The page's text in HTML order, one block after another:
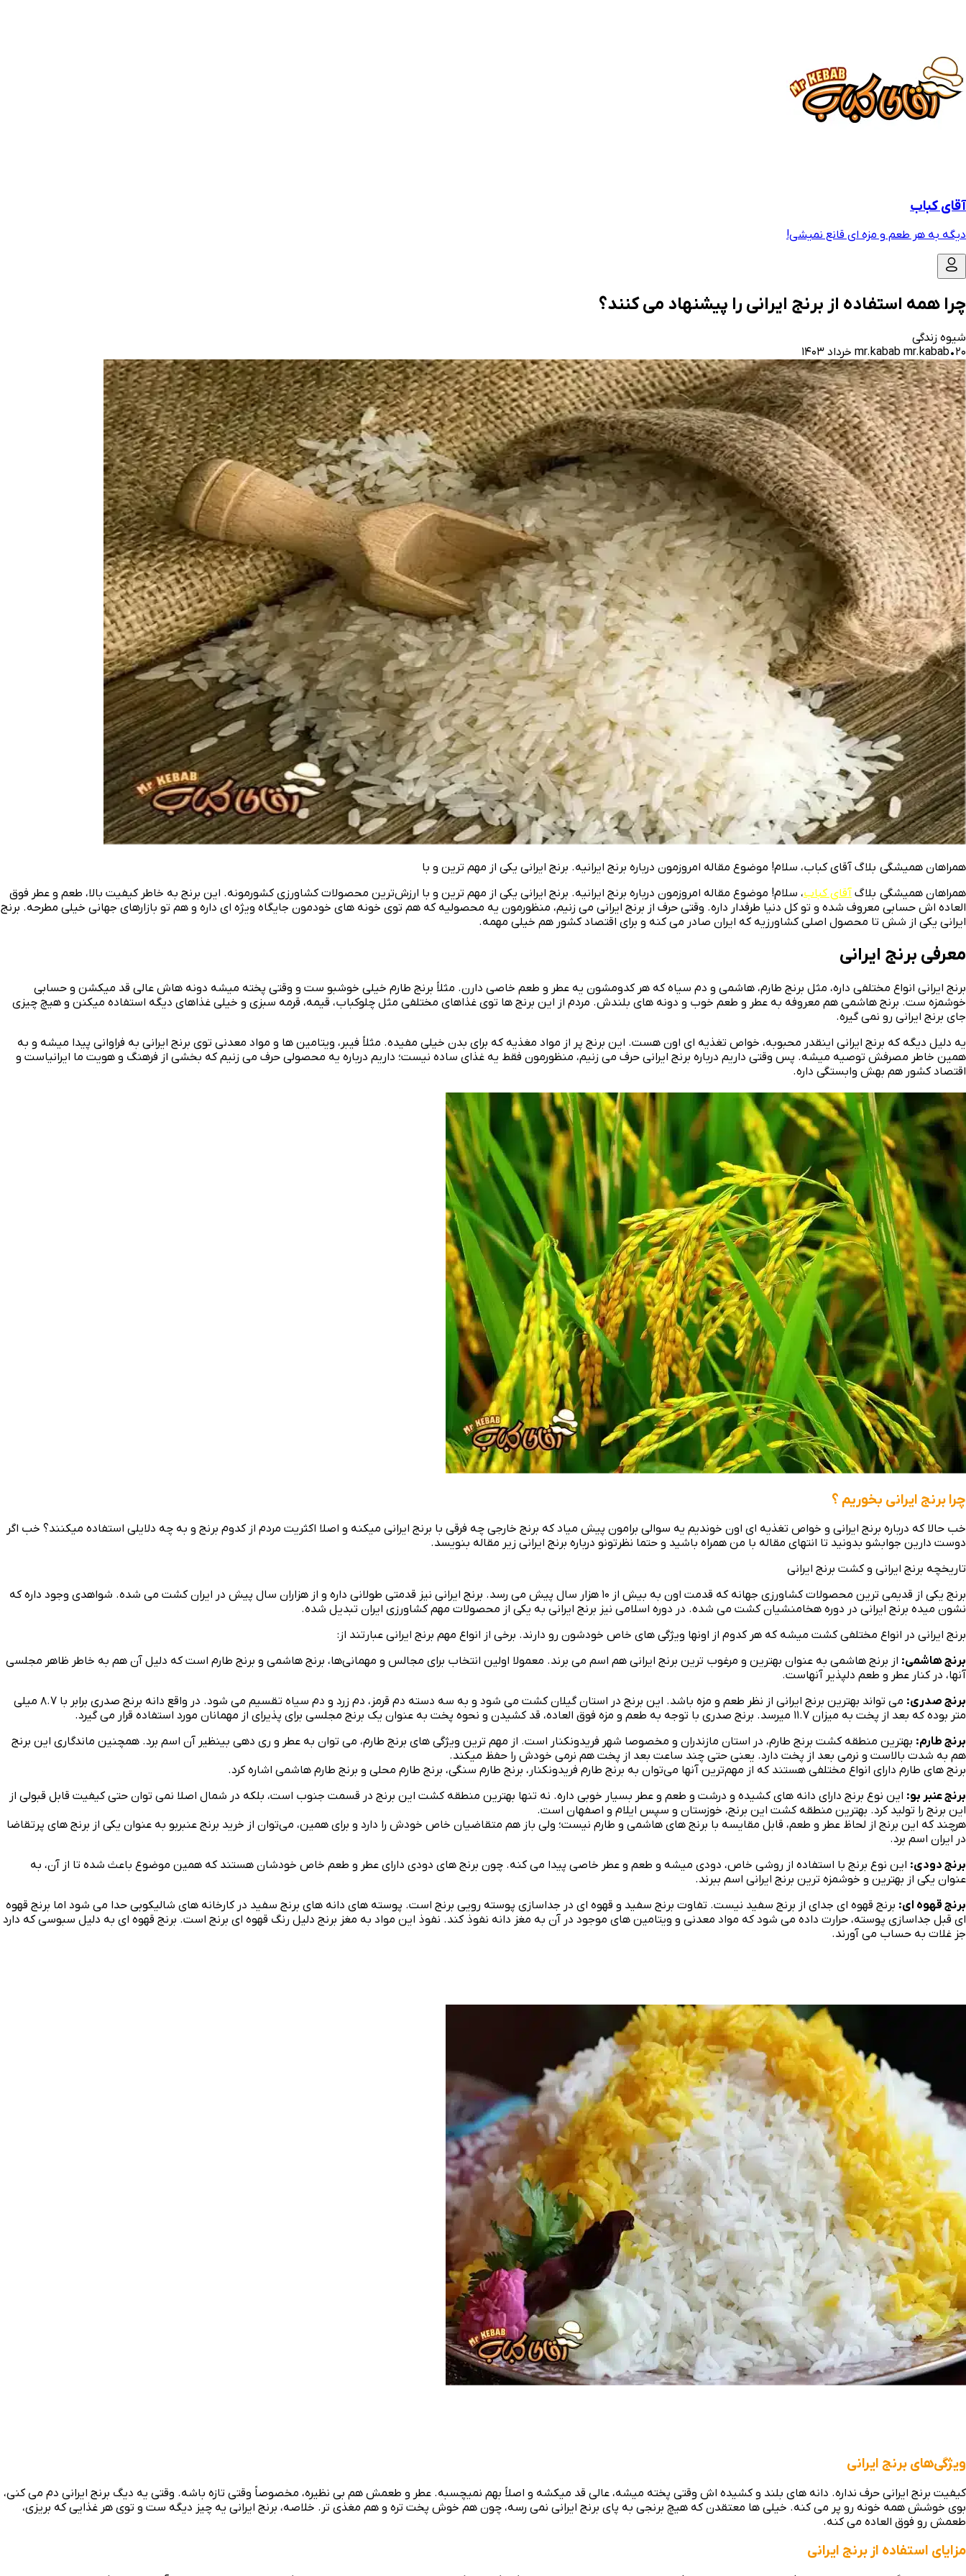
آقای کباب
دیگه به هر طعم و مزه ای قانع نمیشی!
چرا همه استفاده از برنج ایرانی را پیشنهاد می کنند؟
شیوه زندگی
mr.kabab mr.kabab•۲۰ خرداد ۱۴۰۳
همراهان همیشگی بلاگ آقای کباب، سلام! موضوع مقاله امروزمون درباره برنج ایرانیه. برنج ایرانی یکی از مهم‌ ترین و با
همراهان همیشگی بلاگ آقای کباب، سلام! موضوع مقاله امروزمون درباره برنج ایرانیه. برنج ایرانی یکی از مهم‌ ترین و با ارزش‌ترین محصولات کشاورزی کشورمونه. این برنج به خاطر کیفیت بالا، طعم و عطر فوق‌
العاده‌ اش حسابی معروف شده و تو کل دنیا طرفدار داره. وقتی حرف از برنج ایرانی می‌ زنیم، منظورمون یه محصولیه که هم توی خونه‌ های خودمون جایگاه ویژه‌ ای داره و هم تو بازارهای جهانی خیلی مطرحه. برنج
ایرانی یکی از شش تا محصول اصلی کشاورزیه که ایران صادر می‌ کنه و برای اقتصاد کشور هم خیلی مهمه.
معرفی برنج ایرانی
برنج ایرانی انواع مختلفی داره، مثل برنج طارم، هاشمی و دم سیاه که هر کدومشون یه عطر و طعم خاصی دارن. مثلاً برنج طارم خیلی خوشبو ست و وقتی پخته میشه دونه‌ هاش عالی قد میکشن و حسابی
خوشمزه‌ ست. برنج هاشمی هم معروفه به عطر و طعم خوب و دونه‌ های بلندش. مردم از این برنج‌ ها توی غذاهای مختلفی مثل چلوکباب، قیمه، قرمه سبزی و خیلی غذاهای دیگه استفاده میکنن و هیچ‌ چیزی
جای برنج ایرانی رو نمی‌ گیره.
یه دلیل دیگه که برنج ایرانی اینقدر محبوبه، خواص تغذیه‌ ای اون هست. این برنج پر از مواد مغذیه که برای بدن خیلی مفیده. مثلاً فیبر، ویتامین‌ ها و مواد معدنی توی برنج ایرانی به فراوانی پیدا میشه و به
همین خاطر مصرفش توصیه میشه. پس وقتی داریم درباره برنج ایرانی حرف می‌ زنیم، منظورمون فقط یه غذای ساده نیست؛ داریم درباره یه محصولی حرف می‌ زنیم که بخشی از فرهنگ و هویت ما ایرانیاست و
اقتصاد کشور هم بهش وابستگی داره.
چرا برنج ایرانی بخوریم ؟
خب حالا که درباره برنج ایرانی و خواص تغذیه ای اون خوندیم یه سوالی برامون پیش میاد که برنج خارجی چه فرقی با برنج ایرانی میکنه و اصلا اکثریت مردم از کدوم برنج و به چه دلایلی استفاده میکنند؟ خب اگر
دوست دارین جوابشو بدونید تا انتهای مقاله با من همراه باشید و حتما نظرتونو درباره برنج ایرانی زیر مقاله بنویسد.
تاریخچه برنج ایرانی و کشت برنج ایرانی
برنج یکی از قدیمی ترین محصولات کشاورزی جهانه که قدمت اون به بیش از ۱۰ هزار سال پیش می رسد. برنج ایرانی نیز قدمتی طولانی داره و از هزاران سال پیش در ایران کشت می شده. شواهدی وجود داره که
نشون میده برنج ایرانی در دوره هخامنشیان کشت می شده. در دوره اسلامی نیز برنج ایرانی به یکی از محصولات مهم کشاورزی ایران تبدیل شده.
برنج ایرانی در انواع مختلفی کشت میشه که هر کدوم از اونها ویژگی های خاص خودشون رو دارند. برخی از انواع مهم برنج ایرانی عبارتند از:
برنج هاشمی: از برنج هاشمی به عنوان بهترین و مرغوب ترین برنج ایرانی هم اسم می‌ برند. معمولا اولین انتخاب برای مجالس و مهمانی‌ها، برنج هاشمی و برنج طارم است که دلیل آن هم به خاطر ظاهر مجلسی
آنها، در کنار عطر و طعم دلپذیر آنهاست.
برنج صدری:
می تواند بهترین برنج ایرانی از نظر طعم و مزه باشد. این برنج در استان گیلان کشت می شود و به سه دسته دم قرمز، دم زرد و دم سیاه تقسیم می شود. در واقع دانه برنج صدری برابر با ۸.۷ میلی
متر بوده که بعد از پخت به میزان ۱۱.۷ میرسد. برنج صدری با توجه به طعم و مزه فوق العاده، قد کشیدن و نحوه پخت به عنوان یک برنج مجلسی برای پذیرای از مهمانان مورد استفاده قرار می گیرد.
برنج طارم: بهترین منطقه کشت برنج طارم، در استان مازندران و مخصوصا شهر فریدونکنار است. از مهم‌ ترین ویژگی‌ های برنج طارم، می‌ توان به عطر و ری دهی بینظیر آن اسم برد. همچنین ماندگاری این برنج
هم به شدت بالاست و نرمی بعد از پخت دارد. یعنی حتی چند ساعت بعد از پخت هم نرمی خودش را حفظ میکند.
برنج‌ های طارم دارای انواع مختلفی هستند که از مهم‌ترین آنها می‌توان به برنج طارم فریدونکنار، برنج طارم سنگی، برنج طارم محلی و برنج طارم هاشمی اشاره کرد.
برنج عنبر بو: این نوع برنج دارای دانه های کشیده و درشت و طعم و عطر بسیار خوبی داره. نه تنها بهترین منطقه کشت این برنج در قسمت جنوب است، بلکه در شمال اصلا نمی‌ توان حتی کیفیت قابل قبولی از
این برنج را تولید کرد. بهترین منطقه کشت این برنج، خوزستان و سپس ایلام و اصفهان است.
هرچند که این برنج از لحاظ عطر و طعم، قابل مقایسه با برنج‌ های هاشمی و طارم نیست؛ ولی باز هم متقاضیان خاص خودش را دارد و برای همین، می‌توان از خرید برنج عنبربو به عنوان یکی از برنج‌ های پرتقاضا
در ایران اسم برد.
برنج دودی: این نوع برنج با استفاده از روشی خاص، دودی میشه و طعم و عطر خاصی پیدا می کنه. چون برنج‌ های دودی دارای عطر و طعم خاص خودشان هستند که همین موضوع باعث شده تا از آن، به
عنوان یکی از بهترین و خوشمزه‌ ترین برنج ایرانی اسم ببرند.
برنج قهوه ای: برنج قهوه ای جدای از برنج سفید نیست. تفاوت برنج سفید و قهوه ای در جداسازی پوسته رویی برنج است. پوسته های دانه های برنج سفید در کارخانه های شالیکوبی حدا می شود اما برنج قهوه
ای قبل جداسازی پوسته، حرارت داده می شود که مواد معدنی و ویتامین های موجود در آن به مغز دانه نفوذ کند. نفوذ این مواد به مغز برنج دلیل رنگ قهوه ای برنج است. برنج قهوه ای به دلیل سبوسی که دارد
جز غلات به حساب می آورند.
ویژگی‌های برنج ایرانی
کیفیت برنج ایرانی حرف نداره. دانه‌ های بلند و کشیده‌ اش وقتی پخته میشه، عالی قد میکشه و اصلاً بهم نمیچسبه. عطر و طعمش هم بی‌ نظیره، مخصوصاً وقتی تازه باشه. وقتی یه دیگ برنج ایرانی دم می‌ کنی،
بوی خوشش همه خونه رو پر می‌ کنه. خیلی‌ ها معتقدن که هیچ برنجی به پای برنج ایرانی نمی‌ رسه، چون هم خوش‌ پخت تره و هم مغذی‌ تر. خلاصه، برنج ایرانی یه چیز دیگه‌ ست و توی هر غذایی که بریزی،
طعمش رو فوق‌ العاده می‌ کنه.
مزایای استفاده از برنج ایرانی